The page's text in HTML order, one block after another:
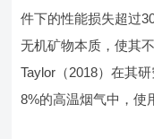
件下的性能损失超过
无机矿物本质，使其
Taylor（2018）在其
8%的高温烟气中，使